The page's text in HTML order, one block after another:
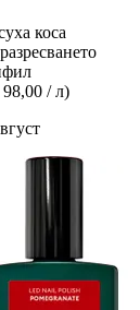
коса
98,00 / л)